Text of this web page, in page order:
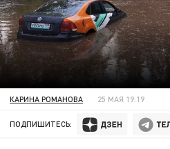
КАРИНА РОМАНОВА 25 МАЯ 19:19
ПОДПИШИТЕСЬ: